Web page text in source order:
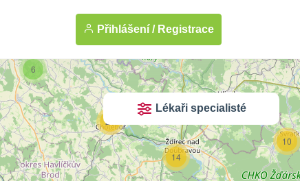
Přihlášení / Registrace
6
10
14
27
Lékaři specialisté